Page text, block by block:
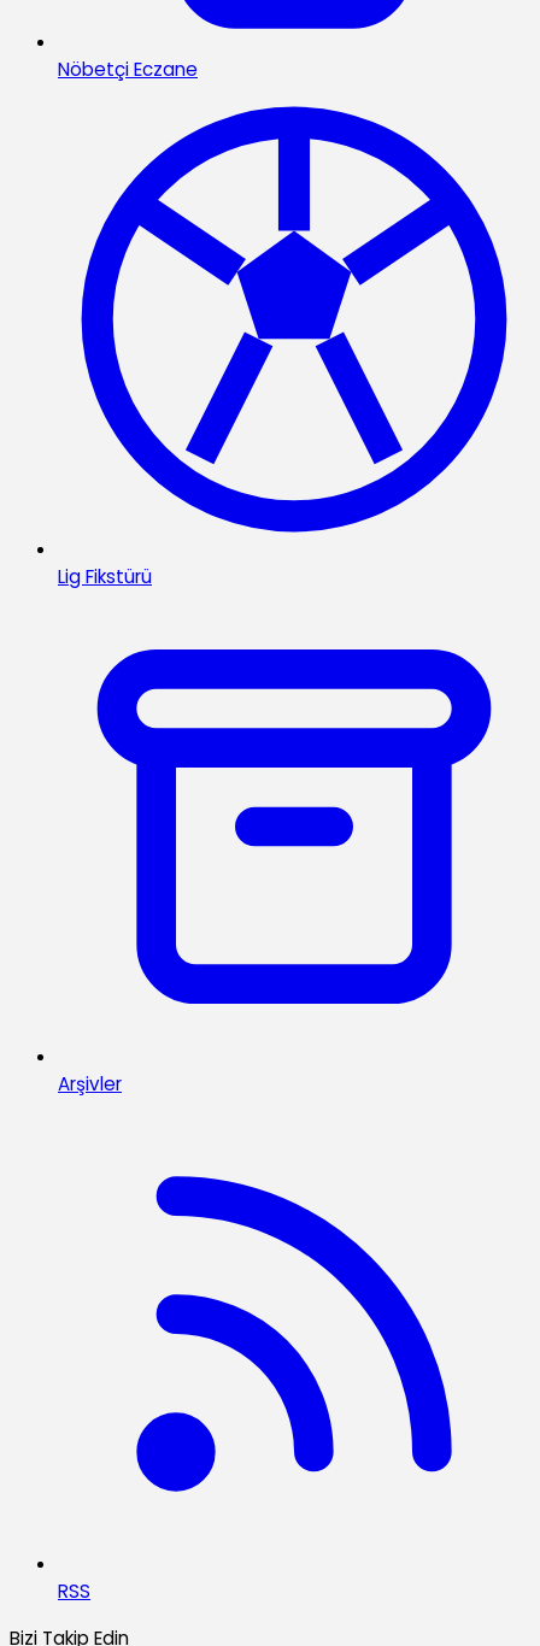
Nöbetçi Eczane
Lig Fikstürü
Arşivler
RSS
Bizi Takip Edin